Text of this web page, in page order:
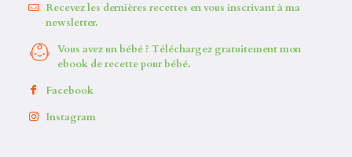
Recevez les dernières recettes en vous inscrivant à ma
newsletter.
Vous avez un bébé ? Téléchargez gratuitement mon
ebook de recette pour bébé.
Facebook
Instagram